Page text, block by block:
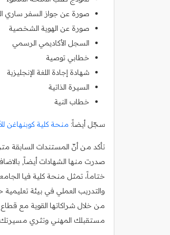
صورة عن جواز السفر ساري
صورة عن الهوية الشخصية
السجل الأكاديمي الرسمي
خطابي توصية
شهادة إجادة اللغة الإنجليزية
السيرة الذاتية
خطاب النية
سجّل أيضاً: منحة كلية كوبنهاغن
تأكد من أنّ المستندات السابقة
صدرت منها الشهادات أيضاً,
ختاماً، تمثل منحة كلية فيا
والتدريب العملي في بيئة
من خلال شراكاتها القوية مع
مستقبلك المهني وتثري